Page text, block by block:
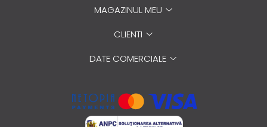
MAGAZINUL MEU
CLIENTI
DATE COMERCIALE